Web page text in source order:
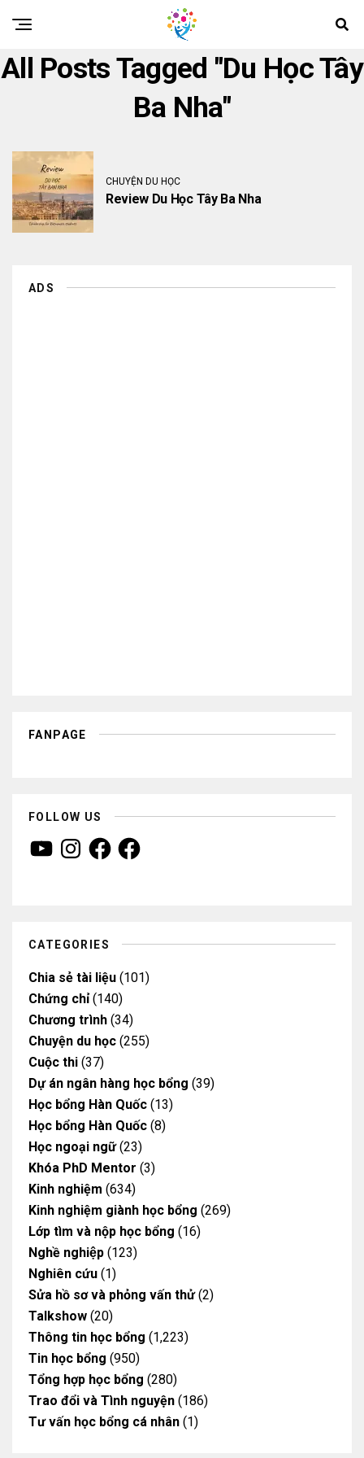
All Posts Tagged "Du Học Tây
Ba Nha"
CHUYỆN DU HỌC
Review Du Học Tây Ba Nha
ADS
FANPAGE
FOLLOW US
Y
o
n
m
F
a
F
a
CATEGORIES
Chia sẻ tài liệu (101)
Chứng chỉ(140)
Chương trình (34)
Chuyện du học (255)
Cuộc thi (37)
Dự án ngân hàng học bổng (39)
Học bổng Hàn Quốc (13)
Học bổng Hàn Quốc (8)
Học ngoại ngữ(23)
Khóa PhD Mentor (3)
Kinh nghiệm (634)
Kinh nghiệm giành học bổng (269)
Lớp tìm và nộp học bổng (16)
Nghề nghiệp (123)
Nghiên cứu (1)
Sửa hồ sơ và phỏng vấn thử(2)
Talkshow (20)
Thông tin học bổng (1,223)
Tin học bổng (950)
Tổng hợp học bổng (280)
Trao đổi và Tình nguyện (186)
Tư vấn học bổng cá nhân (1)